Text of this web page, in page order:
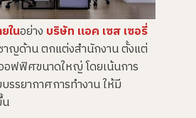
ในอย่าง บริษัท แอค เซส เซอรี่
าญด้าน ตกแต่งสำนักงาน ตั้งแต่
อฟฟิศขนาดใหญ่ โดยเน้นการ
รรยากาศการทำงาน ให้มี